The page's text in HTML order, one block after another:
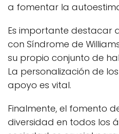
a fomentar la
Es importante destacar
con Síndrome de
su propio conjunto de
La personalización de
apoyo es vital.
Finalmente, el fomento
diversidad en todos los